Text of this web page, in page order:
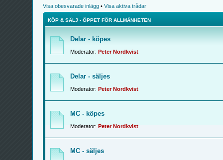
Visa obesvarade inlägg • Visa aktiva trådar
KÖP & SÄLJ - ÖPPET FÖR ALLMÄNHETEN
Delar - köpes
Moderator: Peter Nordkvist
Delar - säljes
Moderator: Peter Nordkvist
MC - köpes
Moderator: Peter Nordkvist
MC - säljes